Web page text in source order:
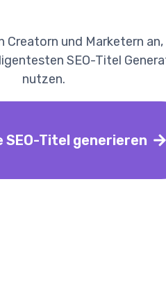
Creatorn und Marketern an,
SEO-Titel
nutzen.
Titel generieren